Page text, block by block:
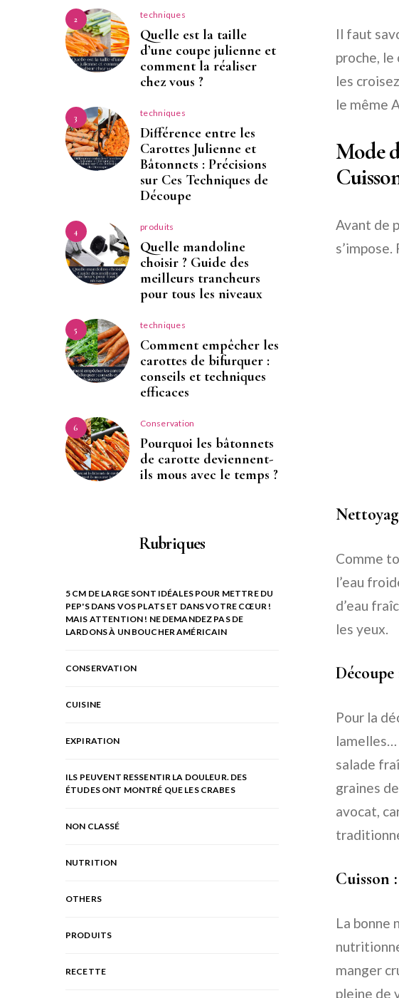
Il faut
proche, le
les
le même
Mode
Avant de
Comme
l’eau
d’eau
les yeux.
Pour la
lamelles…
salade
graines
avocat,
Cuisson
La bonne
manger
pleine de
2 techniques
Quelle est la taille
d’une coupe julienne et
comment la réaliser
chez vous ?
3 techniques
Différence entre les
Carottes Julienne et
Bâtonnets : Précisions
sur Ces Techniques de
Découpe
4 produits
Quelle mandoline
choisir ? Guide des
meilleurs trancheurs
pour tous les niveaux
5 techniques
Comment empêcher les
carottes de bifurquer :
conseils et techniques
efficaces
6 Conservation
Pourquoi les bâtonnets
de carotte deviennent-
ils mous avec le temps ?
Rubriques
5 CM DE LARGE SONT IDÉALES POUR METTRE DU
PEP'S DANS VOS PLATS ET DANS VOTRE CŒUR !
MAIS ATTENTION ! NE DEMANDEZ PAS DE
LARDONS À UN BOUCHER AMÉRICAIN
CONSERVATION
CUISINE
EXPIRATION
ILS PEUVENT RESSENTIR LA DOULEUR. DES
ÉTUDES ONT MONTRÉ QUE LES CRABES
NON CLASSÉ
NUTRITION
OTHERS
PRODUITS
RECETTE